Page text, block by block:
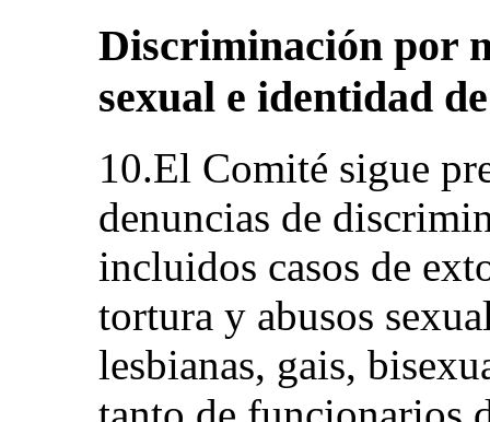
Discriminación por
sexual e identidad
10.El Comité sigue
denuncias de
incluidos casos de
tortura y abusos
lesbianas, gais,